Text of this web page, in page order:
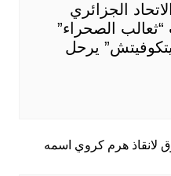
الجزائري
الصحراء”
يرحل